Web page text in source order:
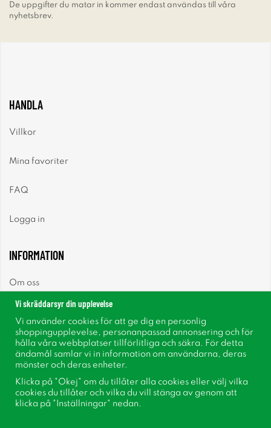
De uppgifter du matar in kommer endast användas till våra
nyhetsbrev.
HANDLA
Villkor
Mina favoriter
FAQ
Logga in
INFORMATION
Om oss
Nyhetsbrev
Om cookies
Inspiration
Vi skräddarsyr din upplevelse
Vi använder cookies för att ge dig en personlig
shoppingupplevelse, personanpassad annonsering och för
hålla våra webbplatser tillförlitliga och säkra. För detta
ändamål samlar vi in information om användarna, deras
mönster och deras enheter.
Klicka på "Okej" om du tillåter alla cookies eller välj vilka
cookies du tillåter och vilka du vill stänga av genom att
klicka på "Inställningar" nedan.